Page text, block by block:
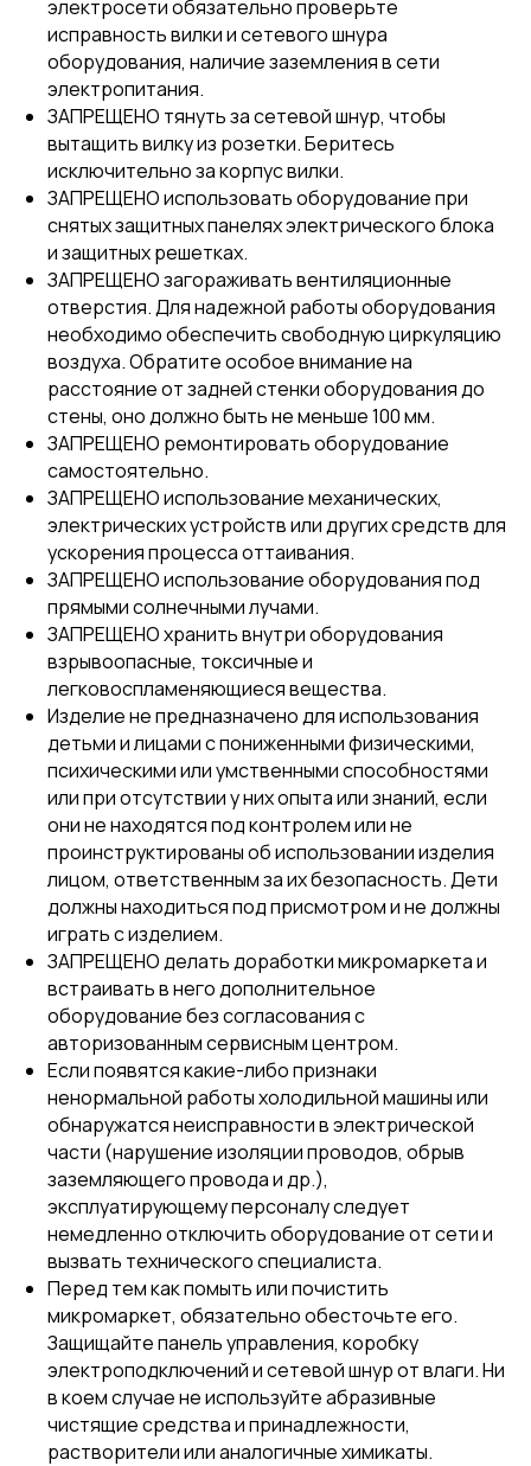
электросети обязательно проверьте
исправность вилки и сетевого шнура
оборудования, наличие заземления в сети
электропитания.
ЗАПРЕЩЕНО тянуть за сетевой шнур, чтобы
вытащить вилку из розетки. Беритесь
исключительно за корпус вилки.
ЗАПРЕЩЕНО использовать оборудование при
снятых защитных панелях электрического блока
и защитных решетках.
ЗАПРЕЩЕНО загораживать вентиляционные
отверстия. Для надежной работы оборудования
необходимо обеспечить свободную циркуляцию
воздуха. Обратите особое внимание на
расстояние от задней стенки оборудования до
стены, оно должно быть не меньше 100 мм.
ЗАПРЕЩЕНО ремонтировать оборудование
самостоятельно.
ЗАПРЕЩЕНО использование механических,
электрических устройств или других средств для
ускорения процесса оттаивания.
ЗАПРЕЩЕНО использование оборудования под
прямыми солнечными лучами.
ЗАПРЕЩЕНО хранить внутри оборудования
взрывоопасные, токсичные и
легковоспламеняющиеся вещества.
Изделие не предназначено для использования
детьми и лицами с пониженными физическими,
психическими или умственными способностями
или при отсутствии у них опыта или знаний, если
они не находятся под контролем или не
проинструктированы об использовании изделия
лицом, ответственным за их безопасность. Дети
должны находиться под присмотром и не должны
играть с изделием.
ЗАПРЕЩЕНО делать доработки микромаркета и
встраивать в него дополнительное
оборудование без согласования с
авторизованным сервисным центром.
Если появятся какие-либо признаки
ненормальной работы холодильной машины или
обнаружатся неисправности в электрической
части (нарушение изоляции проводов, обрыв
заземляющего провода и др.),
эксплуатирующему персоналу следует
немедленно отключить оборудование от сети и
вызвать технического специалиста.
Перед тем как помыть или почистить
микромаркет, обязательно обесточьте его.
Защищайте панель управления, коробку
электроподключений и сетевой шнур от влаги. Ни
в коем случае не используйте абразивные
чистящие средства и принадлежности,
растворители или аналогичные химикаты.